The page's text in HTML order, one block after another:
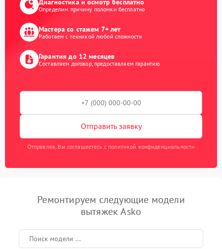
Диагностика и осмотр бесплатно
Определим причину поломки бесплатно
Мастера со стажем 7+ лет
Работаем с техникой любой сложности
Гарантия до 12 месяцев
Составляем договор, предоставляем гарантию
Отправить заявку
Отправляя, Вы соглашаетесь с политикой конфиденциальности
Ремонтируем следующие модели
вытяжек Asko